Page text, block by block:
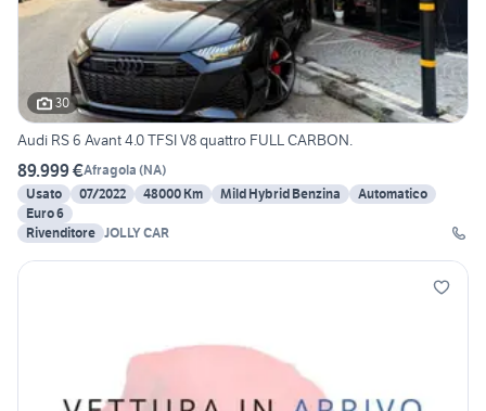
30
Audi RS 6 Avant 4.0 TFSI V8 quattro FULL CARBON.
89.999 €Afragola (NA)
Usato
07/2022 48000 Km Mild Hybrid Benzina
Automatico
Euro 6
Rivenditore JOLLY CAR